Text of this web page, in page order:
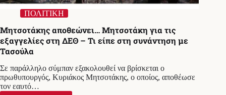
ΠΟΛΙΤΙΚΗ
Μητσοτάκης αποθεώνει… Μητσοτάκη για τις
εξαγγελίες στη ΔΕΘ – Τι είπε στη συνάντηση με
Τασούλα
Σε παράλληλο σύμπαν εξακολουθεί να βρίσκεται ο
πρωθυπουργός, Κυριάκος Μητσοτάκης, ο οποίος, αποθέωσε
τον εαυτό…